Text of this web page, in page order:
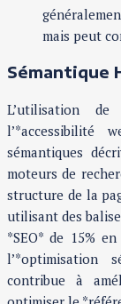
mais peut
Sémantique
L’utilisation de
l’*accessibilité
sémantiques
moteurs de
structure de la
utilisant des
*SEO* de 15%
l’*optimisation
contribue à